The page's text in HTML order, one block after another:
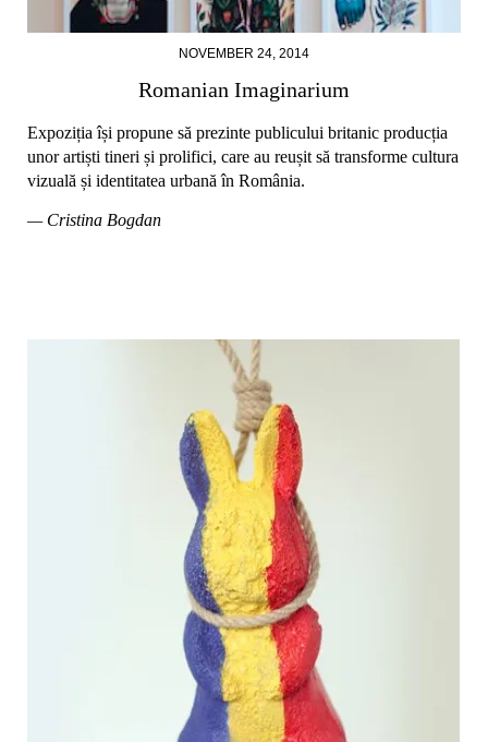
NOVEMBER 24, 2014
Romanian Imaginarium
Expoziția își propune să prezinte publicului britanic producția
unor artiști tineri și prolifici, care au reușit să transforme cultura
vizuală și identitatea urbană în România.
— Cristina Bogdan